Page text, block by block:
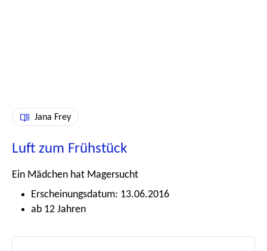
Jana Frey
Luft zum Frühstück
Ein Mädchen hat Magersucht
Erscheinungsdatum: 13.06.2016
ab 12 Jahren